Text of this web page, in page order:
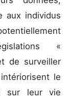
aux individus
«
de surveiller
le
sur leur vie